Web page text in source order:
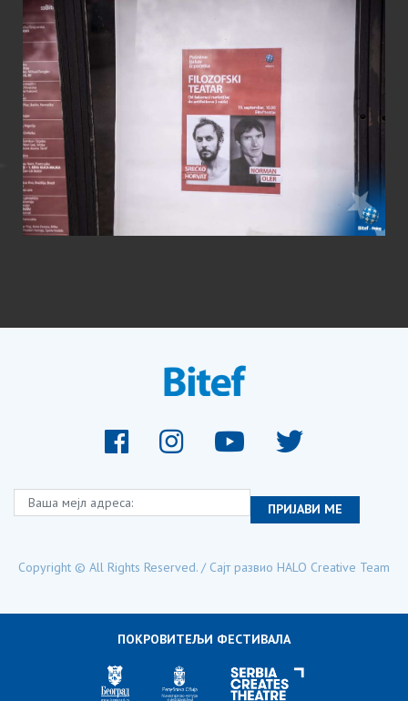
Ваша мејл адреса:
ПРИЈАВИ МЕ
Copyright © All Rights Reserved. / Сајт развио HALO Creative Team
ПОКРОВИТЕЉИ ФЕСТИВАЛА